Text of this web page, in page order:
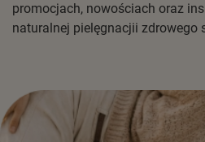
promocjach, nowościach oraz
naturalnej pielęgnacjii zdrowego